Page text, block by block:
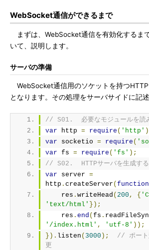
WebSocket通信ができるまで
まずは、WebSocket通信を有効化するま
いて、説明します。
サーバの準備
WebSocket通信用のソケットを持つ
となります。その処理をサーバサイドに記述
// S01.  必要なモジュールを読
var http = require ( 'http'
var socketio = require (
var fs = require ( 'fs' );
// S02.  HTTPサーバを生成する
var server =
http . createServer ( function
    res
. writeHead ( 200 , {
'text/html' });
    res
. end ( fs .
'/index.html' , 'utf-8' ));
}). listen ( 3000 );
// ポート
更